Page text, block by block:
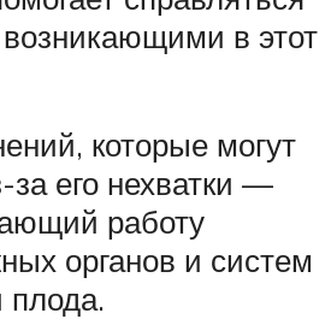
возникающими в этот
которые могут
за его нехватки —
работу
органов и систем